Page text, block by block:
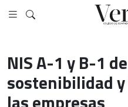
NIS A-1 y B-1
sostenibilidad